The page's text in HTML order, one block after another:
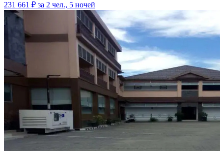
231 661 ₽ за 2 чел., 5 ночей